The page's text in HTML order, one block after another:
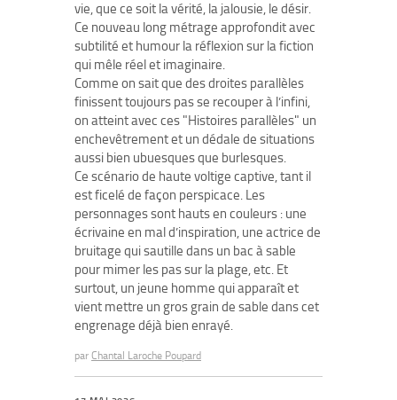
vie, que ce soit la vérité, la jalousie, le désir.
Ce nouveau long métrage approfondit avec
subtilité et humour la réflexion sur la fiction
qui mêle réel et imaginaire.
Comme on sait que des droites parallèles
finissent toujours pas se recouper à l’infini,
on atteint avec ces "Histoires parallèles" un
enchevêtrement et un dédale de situations
aussi bien ubuesques que burlesques.
Ce scénario de haute voltige captive, tant il
est ficelé de façon perspicace. Les
personnages sont hauts en couleurs : une
écrivaine en mal d’inspiration, une actrice de
bruitage qui sautille dans un bac à sable
pour mimer les pas sur la plage, etc. Et
surtout, un jeune homme qui apparaît et
vient mettre un gros grain de sable dans cet
engrenage déjà bien enrayé.
par Chantal Laroche Poupard